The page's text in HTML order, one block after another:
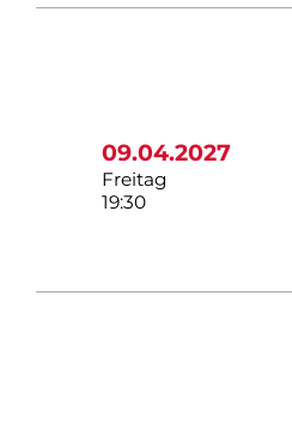
09.04.2027
Freitag
19:30